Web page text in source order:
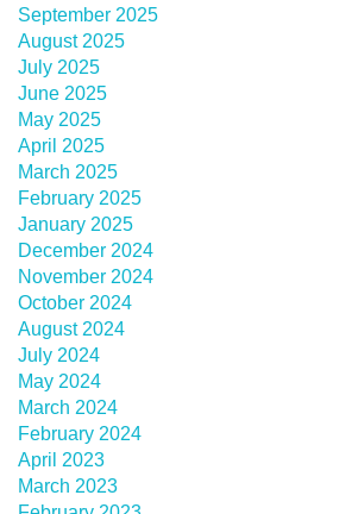
September 2025
August 2025
July 2025
June 2025
May 2025
April 2025
March 2025
February 2025
January 2025
December 2024
November 2024
October 2024
August 2024
July 2024
May 2024
March 2024
February 2024
April 2023
March 2023